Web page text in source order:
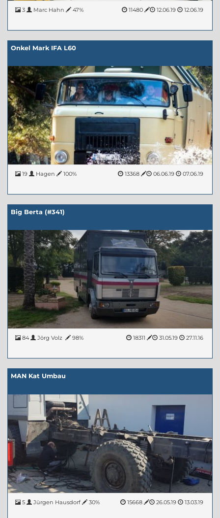
3 12.06.19
Marc Hahn 12.06.19
47% 11480
Onkel Mark IFA L60
19 07.06.19
Hagen 06.06.19
100% 13368
Big Berta (#341)
84 27.11.16
Jörg Volz 31.05.19
98% 18311
MAN Kat Umbau
5 13.03.19
Jürgen Hausdorf 26.05.19
30% 15668